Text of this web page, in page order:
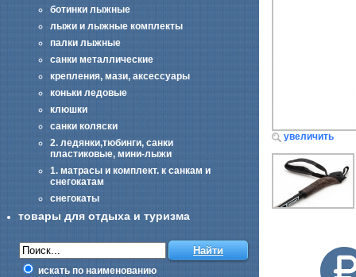
ботинки лыжные
лыжи и лыжные комплекты
палки лыжные
санки металлические
крепления, мази, аксессуары
коньки ледовые
клюшки
санки коляски
2. ледянки,тюбинги, санки
пластиковые, мини-лыжи
1. матрасы и комплект. к санкам и
снегокатам
снегокаты
товары для отдыха и туризма
искать по наименованию
увеличить